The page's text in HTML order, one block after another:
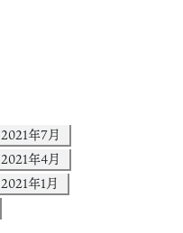
2021年7月
2021年4月
2021年1月